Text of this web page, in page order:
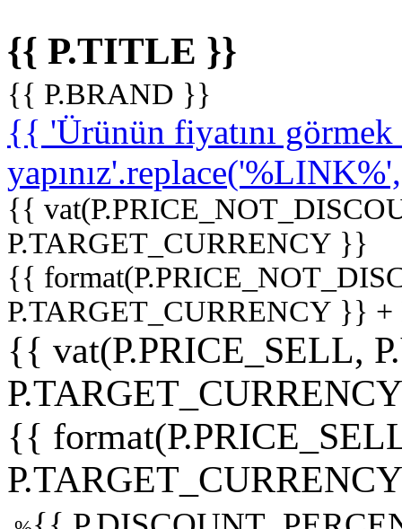
{{ P.TITLE }}
{{ P.BRAND }}
{{ 'Ürünün fiyatını
{{
P.TARGET_CURRENCY }}
{{
P.TARGET_CURRENCY }}
{{ vat(P.PRICE_SELL,
{{